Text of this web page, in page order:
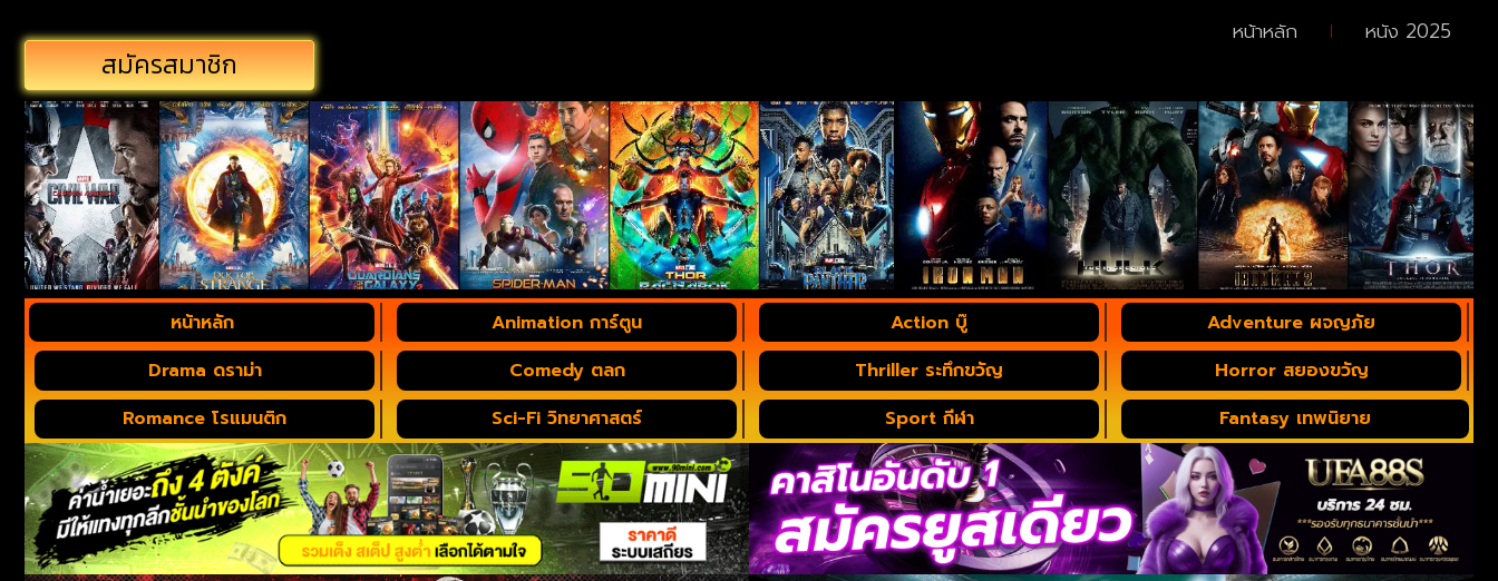
สมัครสมาชิก
หน้าหลัก หนัง 2025
หน้าหลัก Animation การ์ตูน Action บู๊
Adventure ผจญภัย
Drama ดราม่า
Comedy ตลก Thriller ระทึกขวัญ
Horror สยองขวัญ
Romance โรแมนติก
Sci-Fi วิทยาศาสตร์ Sport กีฬา Fantasy เทพนิยาย